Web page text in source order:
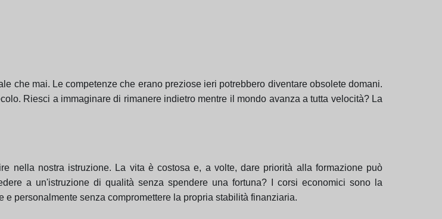
che mai. Le competenze che erano preziose ieri potrebbero diventare obsolete domani.
Riesci a immaginare di rimanere indietro mentre il mondo avanza a tutta velocità? La
nella nostra istruzione. La vita è costosa e, a volte, dare priorità alla formazione può
a un'istruzione di qualità senza spendere una fortuna? I corsi economici sono la
personalmente senza compromettere la propria stabilità finanziaria.